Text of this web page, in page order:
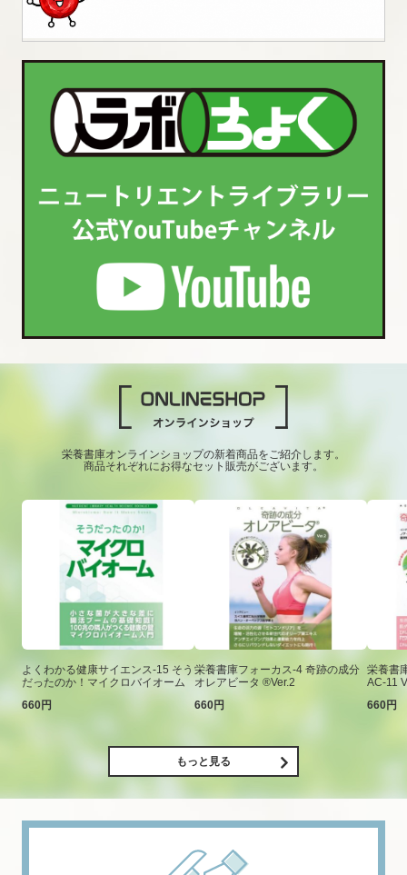
栄養書庫オンラインショップの新着商品をご紹介します。
商品それぞれにお得なセット販売がございます。
よくわかる健康サイエンス-15 そう
だったのか！マイクロバイオーム
660円
栄養書庫フォーカス-4 奇跡の成分
オレアビータ ®Ver.2
660円
栄養書
AC-11
660円
もっと見る